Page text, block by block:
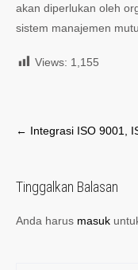
akan diperlukan oleh
sistem manajemen
Views: 1,155
Post
← Integrasi ISO 9001,
Tinggalkan Balasan
Anda harus masuk